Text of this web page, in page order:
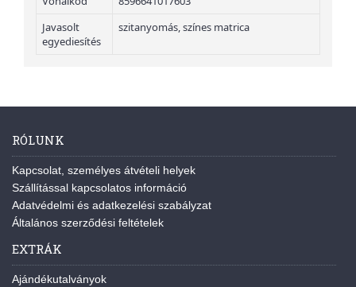
Javasolt
egyediesítés
szitanyomás, színes matrica
RÓLUNK
Kapcsolat, személyes átvételi helyek
Szállítással kapcsolatos információ
Adatvédelmi és adatkezelési szabályzat
Általános szerződési feltételek
EXTRÁK
Ajándékutalványok